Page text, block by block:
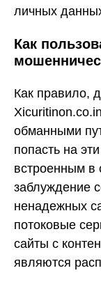
личных
Как
Как правило,
обманными
попасть на
встроенным в
заблуждение
ненадежных
потоковые
сайты с
являются